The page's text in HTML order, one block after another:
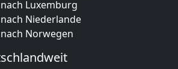
Luxemburg
Niederlande
Norwegen